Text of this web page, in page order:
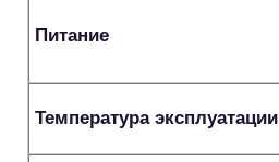
Питание
Температура эксплуатации